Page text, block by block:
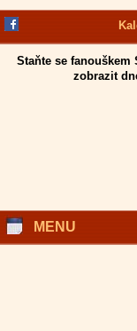
Staňte se fanouškem
zobrazit
MENU